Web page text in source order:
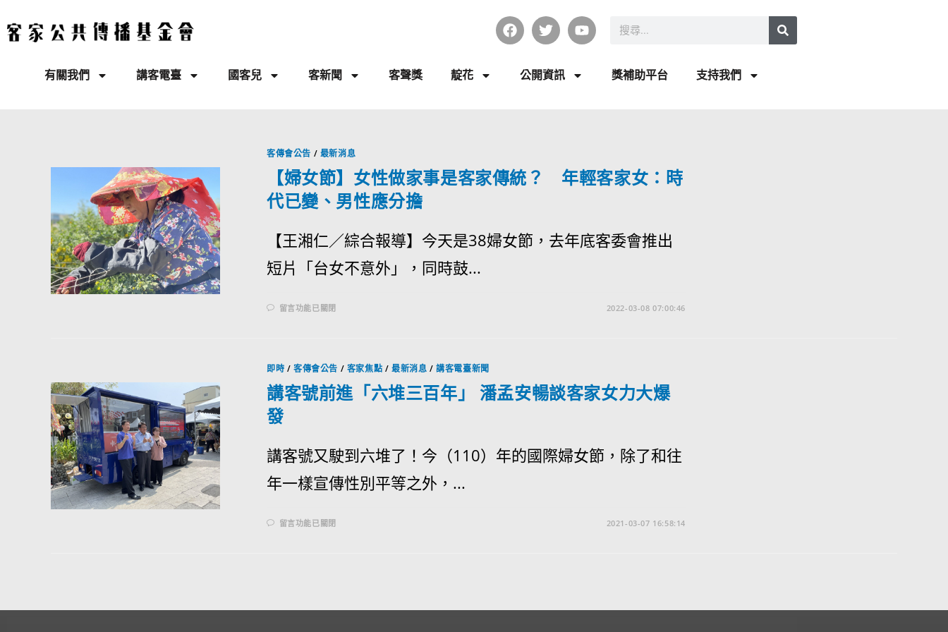
有關我們 講客電臺 國客兒 客新聞 客聲獎 靛花 公開資訊 獎補助平台 支持我們
客傳會公告 / 最新消息
【婦女節】女性做家事是客家傳統？ 年輕客家女：時
代已變、男性應分擔
【王湘仁／綜合報導】今天是38婦女節，去年底客委會推出
短片「台女不意外」，同時鼓...
留言功能已關閉 2022-03-08 07:00:46
即時 /客傳會公告 / 客家焦點 /最新消息 /講客電臺新聞
講客號前進「六堆三百年」 潘孟安暢談客家女力大爆
發
講客號又駛到六堆了！今（110）年的國際婦女節，除了和往
年一樣宣傳性別平等之外，...
留言功能已關閉 2021-03-07 16:58:14